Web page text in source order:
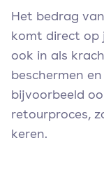
Het bedrag
komt direct op
ook in als
beschermen
bijvoorbeeld
retourproces,
keren.